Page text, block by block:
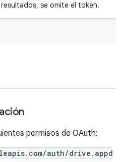
se omite el token.
permisos de OAuth:
auth/drive.appd